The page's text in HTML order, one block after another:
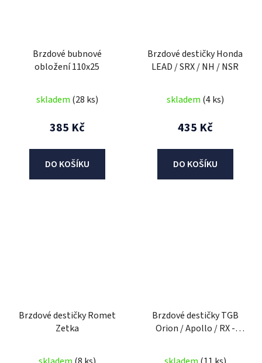
Brzdové bubnové
obložení 110x25
skladem (28 ks)
385 Kč
DO KOŠÍKU
Brzdové destičky Honda
LEAD / SRX / NH / NSR
skladem (4 ks)
435 Kč
DO KOŠÍKU
Brzdové destičky Romet
Zetka
Brzdové destičky TGB
Orion / Apollo / RX -